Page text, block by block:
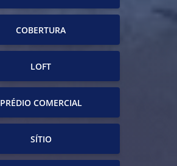
COBERTURA
LOFT
PRÉDIO COMERCIAL
SÍTIO